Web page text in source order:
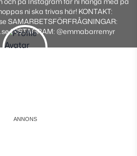
ni ska trivas här! KONTAKT:
SAMARBETSFÖRFRÅGNINGAR:
INSTAGRAM: @emmabarremyr